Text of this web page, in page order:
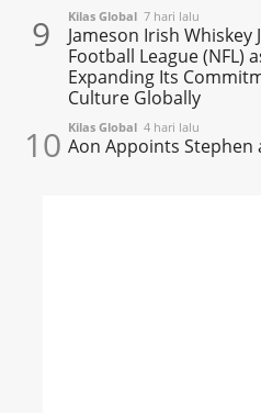
9 Kilas Global 7 hari lalu
Jameson Irish
Football League (NFL)
Expanding Its
Culture Globally
10 Kilas Global 4 hari lalu
Aon Appoints Stephen